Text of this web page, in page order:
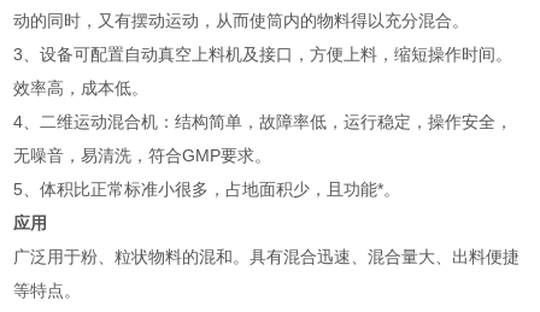
动的同时，又有摆动运动，从而使筒内的物料得以充分混合。
3、设备可配置自动真空上料机及接口，方便上料，缩短操作时间。
效率高，成本低。
4、二维运动混合机：结构简单，故障率低，运行稳定，操作安全，
无噪音，易清洗，符合GMP要求。
5、体积比正常标准小很多，占地面积少，且功能*。
应用
广泛用于粉、粒状物料的混和。具有混合迅速、混合量大、出料便捷
等特点。